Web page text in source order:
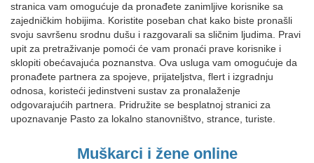
stranica vam omogućuje da pronađete zanimljive korisnike sa
zajedničkim hobijima. Koristite poseban chat kako biste pronašli
svoju savršenu srodnu dušu i razgovarali sa sličnim ljudima. Pravi
upit za pretraživanje pomoći će vam pronaći prave korisnike i
sklopiti obećavajuća poznanstva. Ova usluga vam omogućuje da
pronađete partnera za spojeve, prijateljstva, flert i izgradnju
odnosa, koristeći jedinstveni sustav za pronalaženje
odgovarajućih partnera. Pridružite se besplatnoj stranici za
upoznavanje Pasto za lokalno stanovništvo, strance, turiste.
Muškarci i žene online